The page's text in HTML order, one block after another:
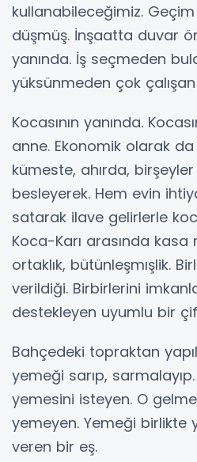
kullanabileceğimiz.
düşmüş. İnşaatta duvar
yanında. İş seçmeden
yüksünmeden çok
Kocasının yanında.
anne. Ekonomik olarak
kümeste, ahırda,
besleyerek. Hem evin
satarak ilave gelirlerle
Koca-Karı arasında
ortaklık, bütünleşmışlik.
verildiği. Birbirlerini
destekleyen uyumlu bir
Bahçedeki topraktan
yemeği sarıp,
yemesini isteyen. O
yemeyen. Yemeği birlikte
veren bir eş.